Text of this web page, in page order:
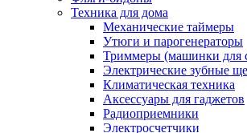
Техника для дома
Механические таймеры
Утюги и парогенераторы
Триммеры (машинки для
Электрические зубные
Климатическая техника
Аксессуары для гаджетов
Радиоприемники
Электросчетчики